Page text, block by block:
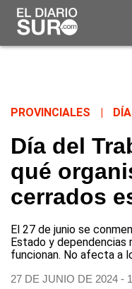
PROVINCIALES
Día del
qué
cerrados
El 27 de junio se
Estado y dependencias
funcionan. No afecta a
27 DE JUNIO DE 2024 -